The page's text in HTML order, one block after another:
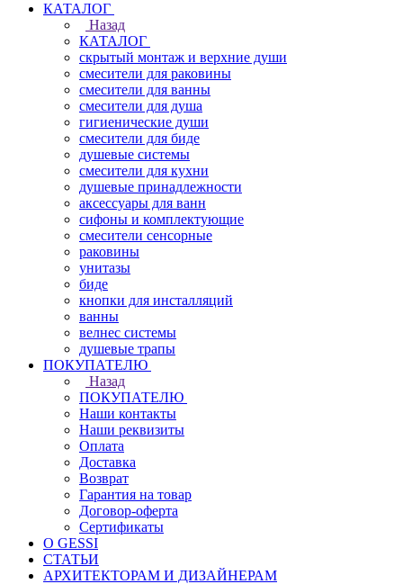
КАТАЛОГ
Назад
КАТАЛОГ
скрытый монтаж и верхние души
смесители для раковины
смесители для ванны
смесители для душа
гигиенические души
смесители для биде
душевые системы
смесители для кухни
душевые принадлежности
аксессуары для ванн
сифоны и комплектующие
смесители сенсорные
раковины
унитазы
биде
кнопки для инсталляций
ванны
велнес системы
душевые трапы
ПОКУПАТЕЛЮ
Назад
ПОКУПАТЕЛЮ
Наши контакты
Наши реквизиты
Оплата
Доставка
Возврат
Гарантия на товар
Договор-оферта
Сертификаты
О GESSI
СТАТЬИ
АРХИТЕКТОРАМ И ДИЗАЙНЕРАМ